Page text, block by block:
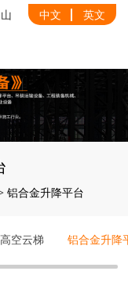
中文 英文
铝合金升降平台
高空云梯 铝合金升降